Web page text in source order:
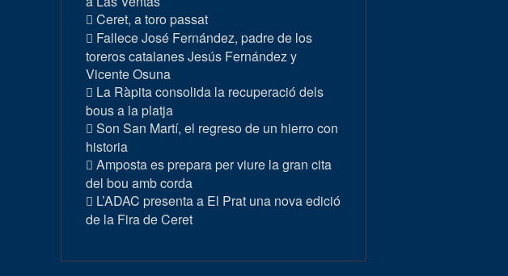
Ceret, a toro passat
Fallece José Fernández, padre de los
toreros catalanes Jesús Fernández y
Vicente Osuna
La Ràpita consolida la recuperació dels
bous a la platja
Son San Martí, el regreso de un hierro con
historia
Amposta es prepara per viure la gran cita
del bou amb corda
L’ADAC presenta a El Prat una nova edició
de la Fira de Ceret